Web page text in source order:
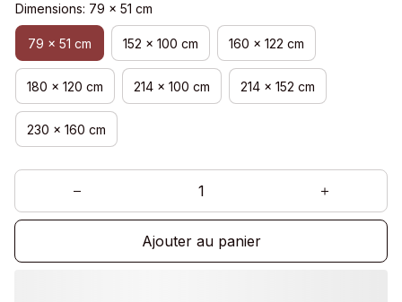
Dimensions: 79 x 51 cm
79 x 51 cm 152 x 100 cm 160 x 122 cm
180 x 120 cm 214 x 100 cm 214 x 152 cm
230 x 160 cm
Ajouter au panier